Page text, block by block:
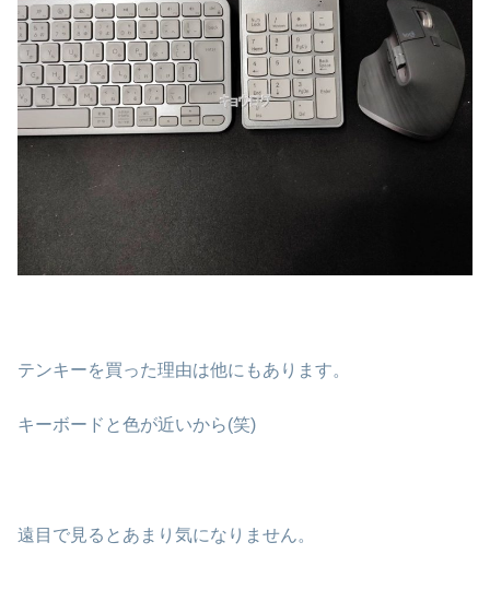
テンキーを買った理由は他にもあります。
キーボードと色が近いから(笑)
遠目で見るとあまり気になりません。